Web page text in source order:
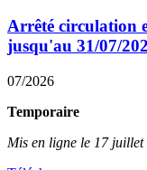
Arrêté circulation
jusqu'au 31/07/
07/2026
Temporaire
Mis en ligne le 17 juillet